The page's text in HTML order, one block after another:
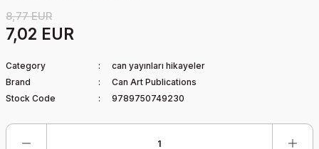
8,77 EUR
7,02 EUR
Category
can yayınları hikayeler
Brand
Can Art Publications
Stock Code
9789750749230